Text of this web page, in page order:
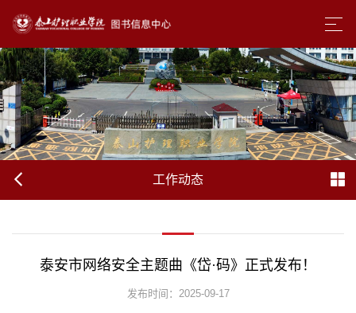
工作动态
泰安市网络安全主题曲《岱·码》正式发布！
发布时间：2025-09-17